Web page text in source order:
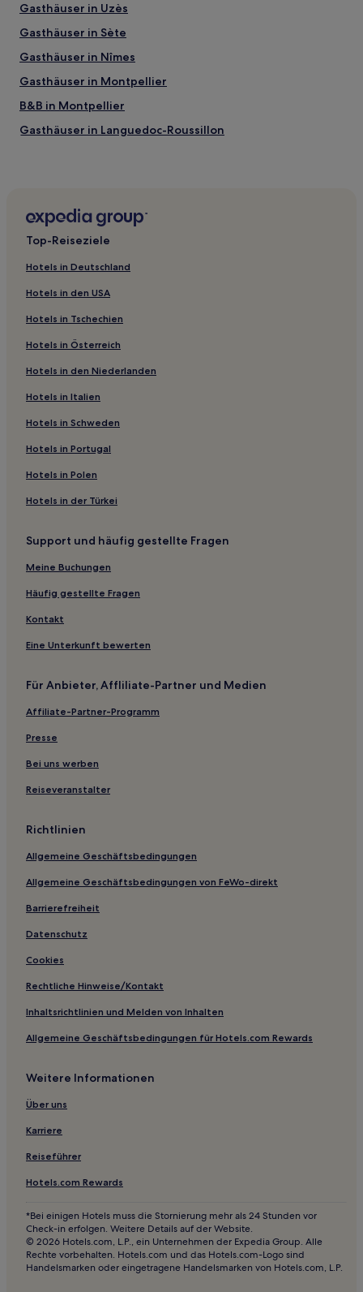
Gasthäuser in Uzès
Gasthäuser in Sète
Gasthäuser in Nîmes
Gasthäuser in Montpellier
B&B in Montpellier
Gasthäuser in Languedoc-Roussillon
Haustierfreundliche in Mauguio
Haustierfreundliche in Hérault
Hotels mit Pool in Hérault
Luxus in Hérault
Familien in Agde
Hotels mit Parkplatz in Meyrueis
Haustierfreundliche in Frontignan
Hotels mit Parkplatz in Mèze
Familien in Sète
Strand nahe Plage des Aresquiers
Hotels mit Küchenzeile nahe Plage des Aresquiers
Günstige nahe Plage des Aresquiers
Hotels mit inbegriffenem Frühstück in Uzès
Familien in Le Grau-du-Roi
Hotels mit Pool in Occitanie
Haustierfreundliche in Occitanie
Familien in Occitanie
Familien in Nîmes
Haustierfreundliche in Nîmes
Hotels mit Küchenzeile in Nîmes
Hotels mit Fitnessbereich in Montpellier
Hotels mit Parkplatz in Montpellier
Business in Montpellier
Haustierfreundliche in Montpellier
Hotels mit Wellnessbereich in Montpellier
Lgbtqia-Freundliche in Montpellier
Luxus in Montpellier
Hotels mit inbegriffenem Frühstück in Montpellier
Günstige in Montpellier
Hotels mit Pool in Montpellier
Golf in Cap d’Agde
Business in Cap d’Agde
Familien in Cap d’Agde
Haustierfreundliche in La Grande-Motte
Golf in La Grande-Motte
Familien in Palavas-les-Flots
Haustierfreundliche in Palavas-les-Flots
Familien in Languedoc-Roussillon
Haustierfreundliche in Languedoc-Roussillon
Top-Reiseziele
Hotels in Deutschland
Hotels in den USA
Hotels in Tschechien
Hotels in Österreich
Hotels in den Niederlanden
Hotels in Italien
Hotels in Schweden
Hotels in Portugal
Hotels in Polen
Hotels in der Türkei
Support und häufig gestellte Fragen
Meine Buchungen
Häufig gestellte Fragen
Kontakt
Eine Unterkunft bewerten
Für Anbieter, Affliliate-Partner und Medien
Affiliate-Partner-Programm
Presse
Bei uns werben
Reiseveranstalter
Richtlinien
Allgemeine Geschäftsbedingungen
Allgemeine Geschäftsbedingungen von FeWo-direkt
Barrierefreiheit
Datenschutz
Cookies
Rechtliche Hinweise/Kontakt
Inhaltsrichtlinien und Melden von Inhalten
Allgemeine Geschäftsbedingungen für Hotels.com Rewards
Weitere Informationen
Über uns
Karriere
Reiseführer
Hotels.com Rewards
*Bei einigen Hotels muss die Stornierung mehr als 24 Stunden vor
Check-in erfolgen. Weitere Details auf der Website.
© 2026 Hotels.com, L.P., ein Unternehmen der Expedia Group. Alle
Rechte vorbehalten. Hotels.com und das Hotels.com-Logo sind
Handelsmarken oder eingetragene Handelsmarken von Hotels.com, L.P.